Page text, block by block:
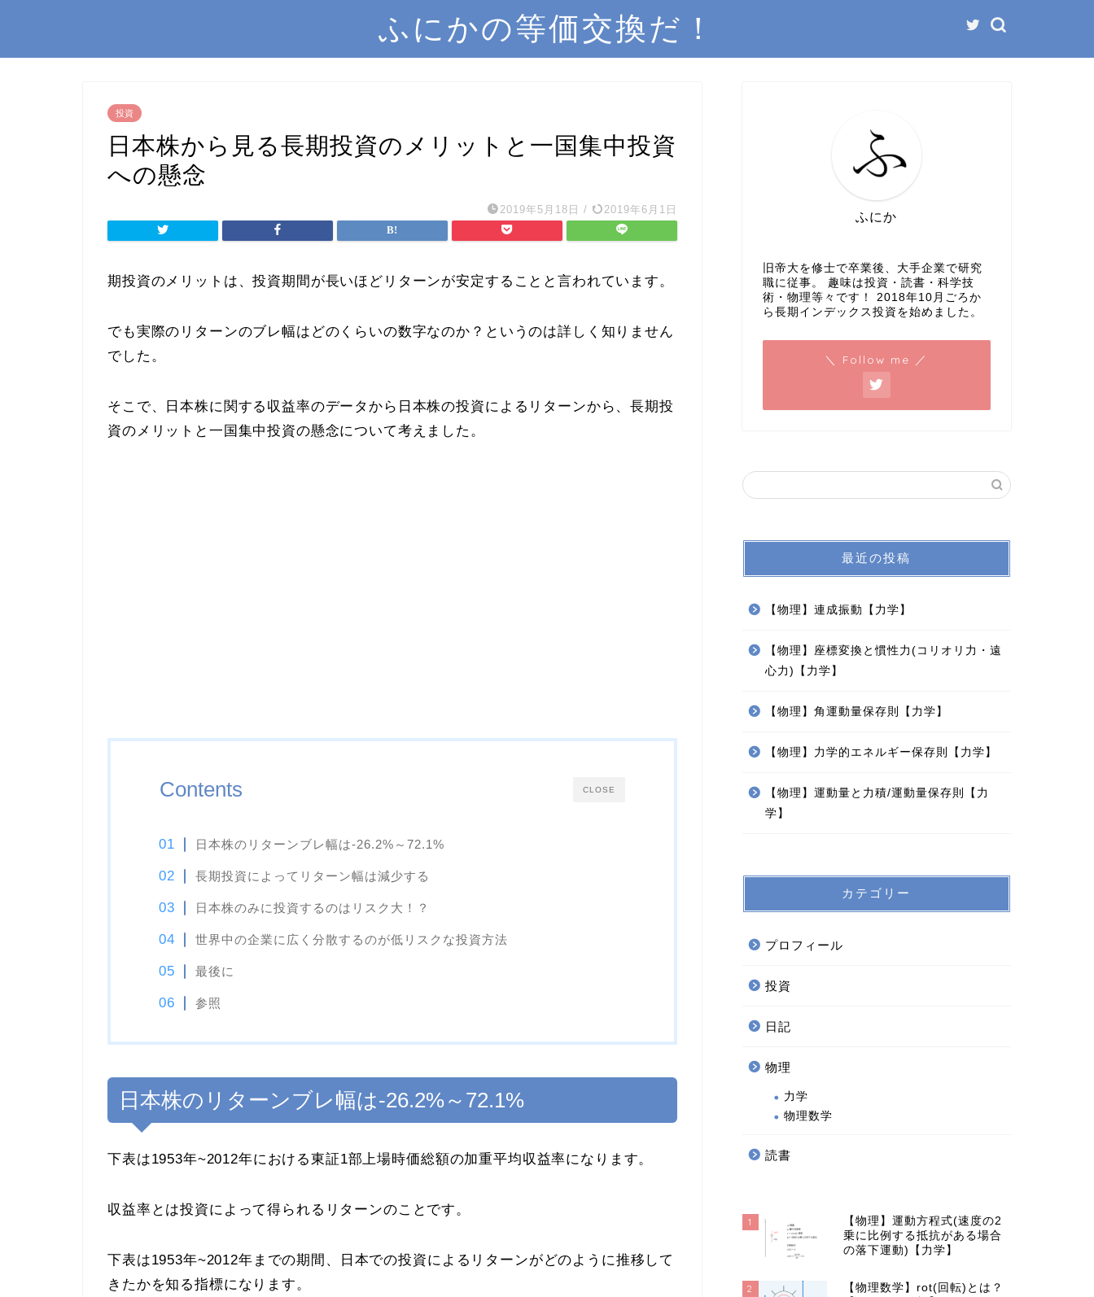
ふにかの等価交換だ！
投資
日本株から見る長期投資のメリットと一国集中投資
への懸念
2019年5月18日 / 2019年6月1日
期投資のメリットは、投資期間が長いほどリターンが安定することと言われています。
でも実際のリターンのブレ幅はどのくらいの数字なのか？というのは詳しく知りません
でした。
そこで、日本株に関する収益率のデータから日本株の投資によるリターンから、長期投
資のメリットと一国集中投資の懸念について考えました。
CLOSE
Contents
日本株のリターンブレ幅は-26.2%～72.1%
長期投資によってリターン幅は減少する
日本株のみに投資するのはリスク大！？
世界中の企業に広く分散するのが低リスクな投資方法
最後に
参照
日本株のリターンブレ幅は-26.2%～72.1%
下表は1953年~2012年における東証1部上場時価総額の加重平均収益率になります。
収益率とは投資によって得られるリターンのことです。
下表は1953年~2012年までの期間、日本での投資によるリターンがどのように推移して
きたかを知る指標になります。
ふにか
旧帝大を修士で卒業後、大手企業で研究
職に従事。 趣味は投資・読書・科学技
術・物理等々です！ 2018年10月ごろか
ら長期インデックス投資を始めました。
＼ Follow me ／
最近の投稿
【物理】連成振動【力学】
【物理】座標変換と慣性力(コリオリ力・遠
心力)【力学】
【物理】角運動量保存則【力学】
【物理】力学的エネルギー保存則【力学】
【物理】運動量と力積/運動量保存則【力
学】
カテゴリー
プロフィール
投資
日記
物理
力学
物理数学
読書
1
【物理】運動方程式(速度の2
乗に比例する抵抗がある場合
の落下運動)【力学】
2
【物理数学】rot(回転)とは？